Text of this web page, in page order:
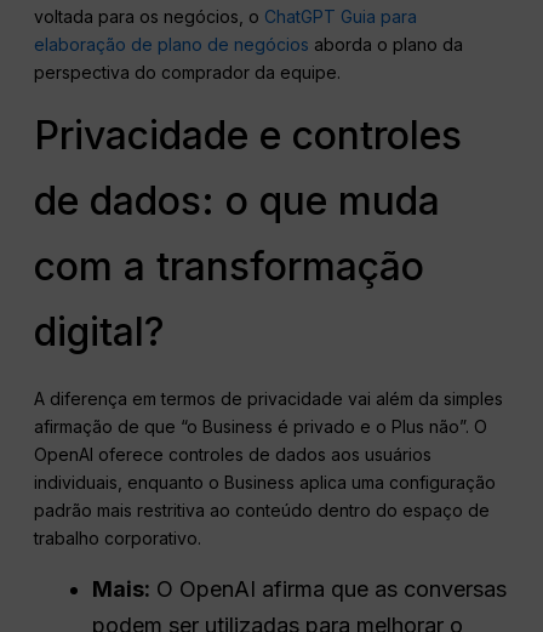
voltada para os negócios, o ChatGPT Guia para
elaboração de plano de negócios aborda o plano da
perspectiva do comprador da equipe.
Privacidade e controles
de dados: o que muda
com a transformação
digital?
A diferença em termos de privacidade vai além da simples
afirmação de que “o Business é privado e o Plus não”. O
OpenAI oferece controles de dados aos usuários
individuais, enquanto o Business aplica uma configuração
padrão mais restritiva ao conteúdo dentro do espaço de
trabalho corporativo.
Mais: O OpenAI afirma que as conversas
podem ser utilizadas para melhorar o